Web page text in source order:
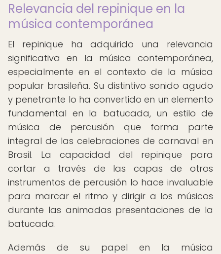
Relevancia del repinique en la
música contemporánea
El repinique ha adquirido una relevancia
significativa en la música contemporánea,
especialmente en el contexto de la música
popular brasileña. Su distintivo sonido agudo
y penetrante lo ha convertido en un elemento
fundamental en la batucada, un estilo de
música de percusión que forma parte
integral de las celebraciones de carnaval en
Brasil. La capacidad del repinique para
cortar a través de las capas de otros
instrumentos de percusión lo hace invaluable
para marcar el ritmo y dirigir a los músicos
durante las animadas presentaciones de la
batucada.
Además de su papel en la música